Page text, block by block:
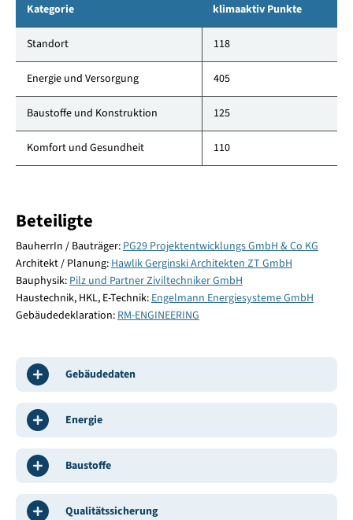
Kategorie klimaaktiv Punkte
Standort 118
Energie und Versorgung 405
Baustoffe und Konstruktion 125
Komfort und Gesundheit 110
Beteiligte
BauherrIn / Bauträger: PG29 Projektentwicklungs GmbH & Co KG
Architekt / Planung: Hawlik Gerginski Architekten ZT GmbH
Bauphysik: Pilz und Partner Ziviltechniker GmbH
Haustechnik, HKL, E-Technik: Engelmann Energiesysteme GmbH
Gebäudedeklaration: RM-ENGINEERING
Gebäudedaten
Energie
Baustoffe
Qualitätssicherung